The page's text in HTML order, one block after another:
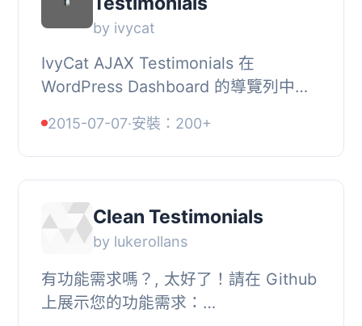
by ivycat
IvyCat AJAX Testimonials 在
WordPress Dashboard 的導覽列中新
您可以像輸入通常的文章一樣輕鬆輸入
推薦評語，甚至可以...
2015-07-07·安裝：200+
Clean Testimonials
by lukerollans
有功能需求嗎？, 太好了！請在 Github
上展示您的功能需求：